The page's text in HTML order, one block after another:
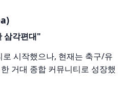
삼각편대"
시작했으나, 현재는 축구/유
거대 종합 커뮤니티로 성장했